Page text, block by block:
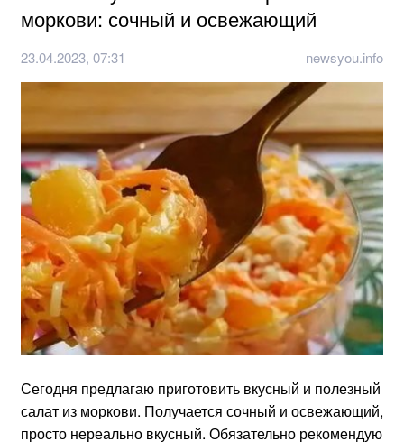
моркови: сочный и освежающий
23.04.2023, 07:31 newsyou.info
Сегодня предлагаю приготовить вкусный и полезный
салат из моркови. Получается сочный и освежающий,
просто нереально вкусный. Обязательно рекомендую